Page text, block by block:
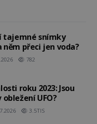
tajemné snímky
něm přeci jen voda?
782
roku 2023: Jsou
UFO?
3.5TIS